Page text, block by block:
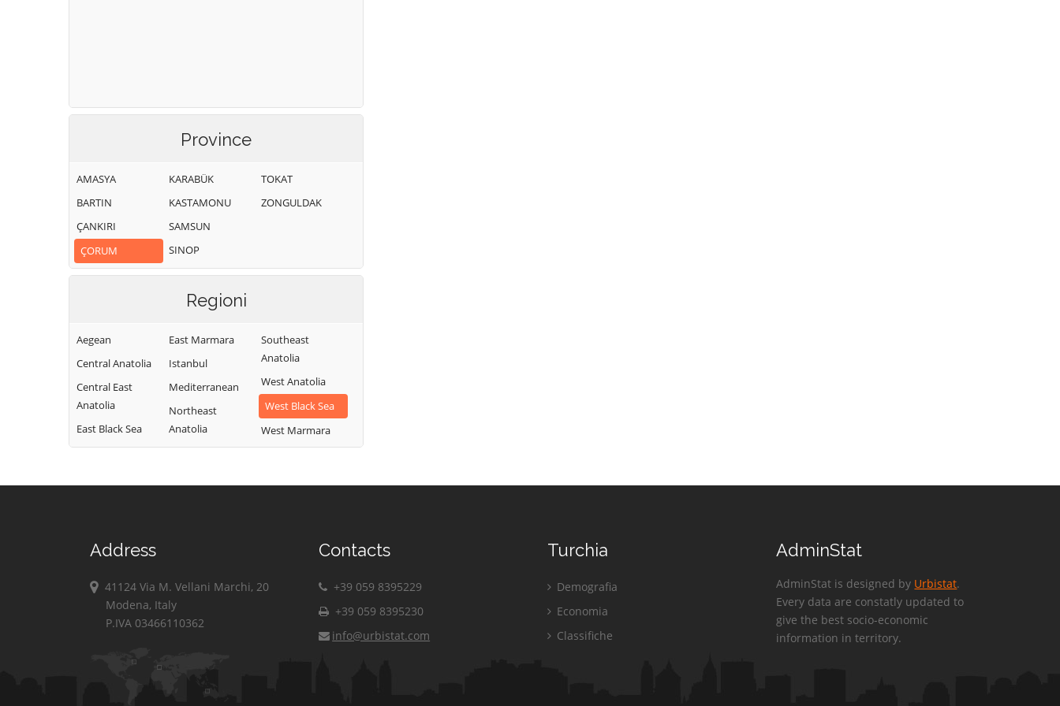
Province
AMASYA
BARTIN
ÇANKIRI
ÇORUM
KARABÜK
KASTAMONU
SAMSUN
SINOP
TOKAT
ZONGULDAK
Regioni
Aegean
Central Anatolia
Central East
Anatolia
East Black Sea
East Marmara
Istanbul
Mediterranean
Northeast
Anatolia
Southeast
Anatolia
West Anatolia
West Black Sea
West Marmara
Address
41124 Via M. Vellani Marchi, 20
Modena, Italy
P.IVA 03466110362
Contacts
+39 059 8395229
+39 059 8395230
info@urbistat.com
Turchia
Demografia
Economia
Classifiche
AdminStat
AdminStat is designed by Urbistat.
Every data are constatly updated to
give the best socio-economic
information in territory.